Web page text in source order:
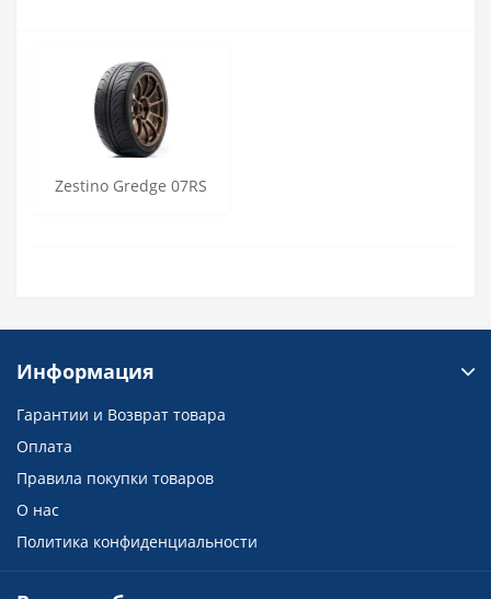
Zestino Gredge 07RS
Информация
Гарантии и Возврат товара
Оплата
Правила покупки товаров
О нас
Политика конфиденциальности